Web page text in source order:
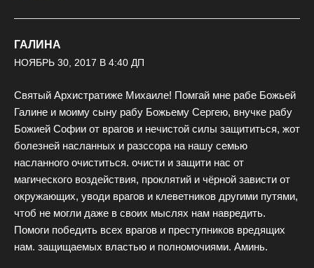
ГАЛИНА
НОЯБРЬ 30, 2017 В 4:40 ДП
Святый Архистратиже Михаиле! Помгай мне рабе Божьей
Галине и моиму сыну рабу Божьему Сергею, внучке рабу
Божией Софии от врагов и нечистой силы защититься, жот
болезней насланных и разссора на нашу семью
насланного очиститься. очисти и защити нас от
магического воздействия, проклятий и чёрной зависти от
окружающих, уводи врагов и клеветников другими путями,
чтоб не могли даже в своих мыслях нам навредить.
Помоги победить всех врагов и преступников вредящих
нам. защищаемых властью и полномочиями. Аминь.